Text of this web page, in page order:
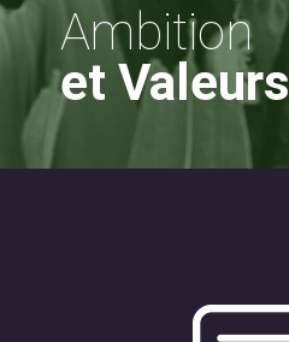
Ambition
et Valeurs